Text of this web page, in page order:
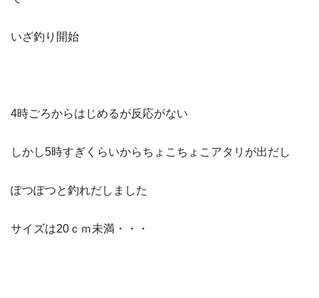
いざ釣り開始
4時ごろからはじめるが反応がない
しかし5時すぎくらいからちょこちょこアタリが出だし
ぽつぽつと釣れだしました
サイズは20ｃｍ未満・・・